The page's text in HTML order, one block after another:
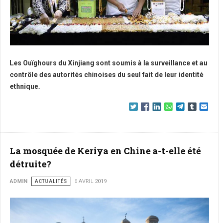
Les Ouïghours du Xinjiang sont soumis à la surveillance et au
contrôle des autorités chinoises du seul fait de leur identité
ethnique.
La mosquée de Keriya en Chine a-t-elle été
détruite?
ADMIN ACTUALITÉS 6 AVRIL 2019